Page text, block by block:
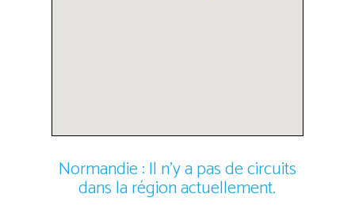
Normandie : Il n’y a pas de circuits
dans la région actuellement.